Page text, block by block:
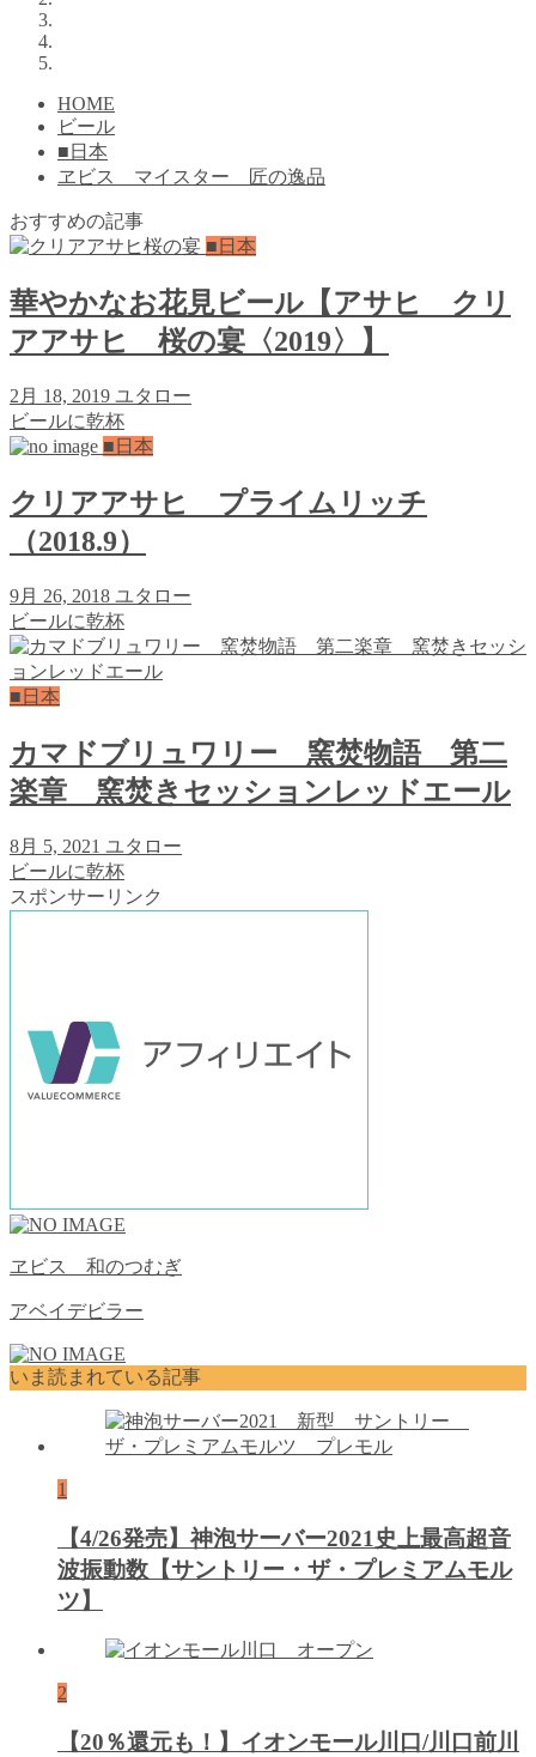
HOME
ビール
■日本
ヱビス マイスター 匠の逸品
おすすめの記事
■日本
華やかなお花見ビール【アサヒ クリ
アアサヒ 桜の宴〈2019〉】
2月 18, 2019 ユタロー
ビールに乾杯
■日本
クリアアサヒ プライムリッチ
（2018.9）
9月 26, 2018 ユタロー
ビールに乾杯
■日本
カマドブリュワリー 窯焚物語 第二
楽章 窯焚きセッションレッドエール
8月 5, 2021 ユタロー
ビールに乾杯
スポンサーリンク
ヱビス 和のつむぎ
アベイデビラー
いま読まれている記事
1
【4/26発売】神泡サーバー2021史上最高超音
波振動数【サントリー・ザ・プレミアムモル
ツ】
2
【20％還元も！】イオンモール川口/川口前川